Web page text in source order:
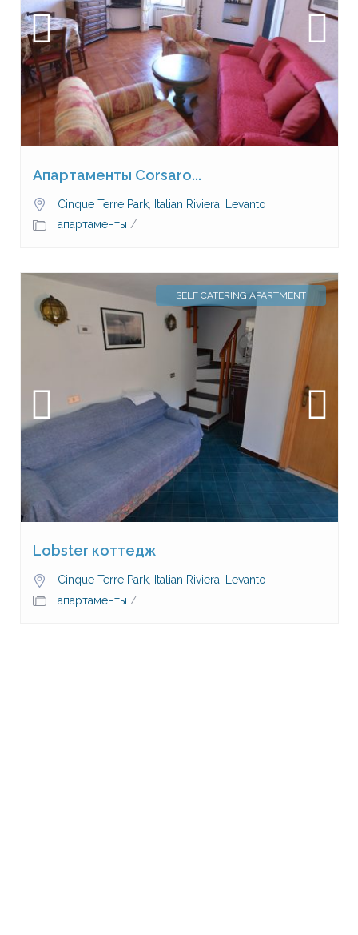
Апартаменты Corsaro...
Cinque Terre Park, Italian Riviera
Levanto
апартаменты /
SELF CATERING APARTMENT
Lobster коттедж
Cinque Terre Park, Italian Riviera, Levanto
апартаменты /